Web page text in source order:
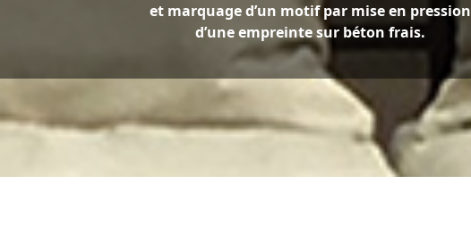
et marquage d’un motif par mise en pression
d’une empreinte sur béton frais.